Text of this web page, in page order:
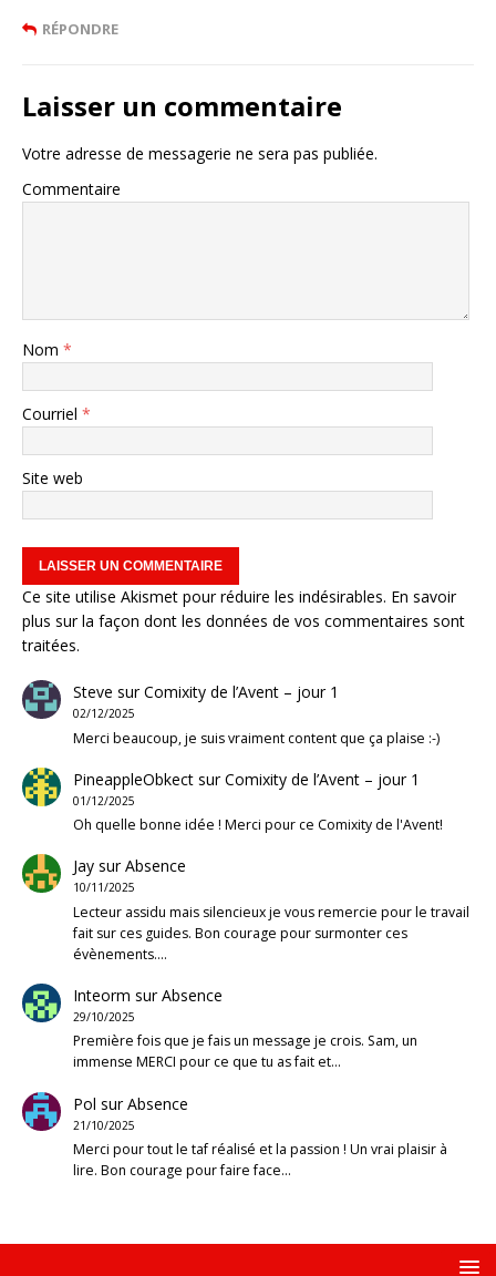
RÉPONDRE
Laisser un commentaire
Votre adresse de messagerie ne sera pas publiée.
Commentaire
Nom *
Courriel *
Site web
Ce site utilise Akismet pour réduire les indésirables. En savoir
plus sur la façon dont les données de vos commentaires sont
traitées.
Steve surComixity de l’Avent – jour 1
02/12/2025
Merci beaucoup, je suis vraiment content que ça plaise :-)
PineappleObkectsurComixity de l’Avent – jour 1
01/12/2025
Oh quelle bonne idée ! Merci pour ce Comixity de l'Avent!
JaysurAbsence
10/11/2025
Lecteur assidu mais silencieux je vous remercie pour le travail
fait sur ces guides. Bon courage pour surmonter ces
évènements.…
Inteorm surAbsence
29/10/2025
Première fois que je fais un message je crois. Sam, un
immense MERCI pour ce que tu as fait et…
Pol surAbsence
21/10/2025
Merci pour tout le taf réalisé et la passion ! Un vrai plaisir à
lire. Bon courage pour faire face…